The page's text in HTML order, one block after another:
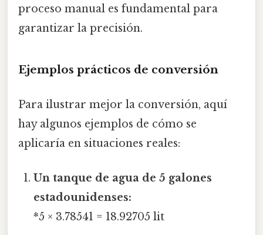
proceso manual es fundamental para
garantizar la precisión.
Ejemplos prácticos de conversión
Para ilustrar mejor la conversión, aquí
hay algunos ejemplos de cómo se
aplicaría en situaciones reales:
Un tanque de agua de 5 galones
estadounidenses:
*5 × 3.78541 = 18.92705 lit